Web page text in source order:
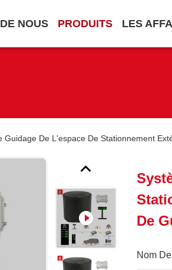
NOUS PRODUITS LES
Guidage De L'espace De Stationnement
De
Nom